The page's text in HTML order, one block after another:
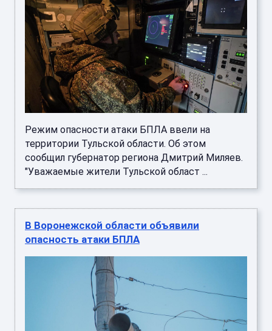
Режим опасности атаки БПЛА ввели на
территории Тульской области. Об этом
сообщил губернатор региона Дмитрий Миляев.
"Уважаемые жители Тульской област ...
В Воронежской области объявили
опасность атаки БПЛА